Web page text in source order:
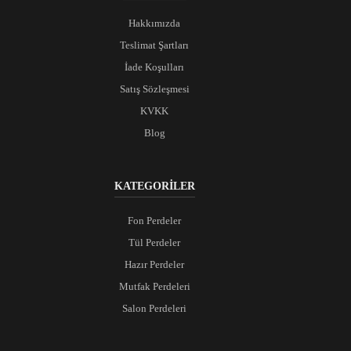
Hakkımızda
Teslimat Şartları
İade Koşulları
Satış Sözleşmesi
KVKK
Blog
KATEGORİLER
Fon Perdeler
Tül Perdeler
Hazır Perdeler
Mutfak Perdeleri
Salon Perdeleri